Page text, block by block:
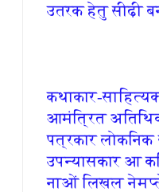
उतरक हेतु सीढ़ी
कथाकार-
आमंत्रि‍त
पत्रकार लोकनि‍क
उपन्‍यासकार आ
नाओं लि‍खल